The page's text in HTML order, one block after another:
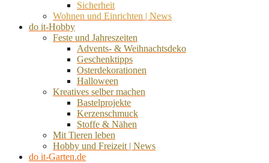
Sicherheit
Wohnen und Einrichten | News
do it-Hobby
Feste und Jahreszeiten
Advents- & Weihnachtsdeko
Geschenktipps
Osterdekorationen
Halloween
Kreatives selber machen
Bastelprojekte
Kerzenschmuck
Stoffe & Nähen
Mit Tieren leben
Hobby und Freizeit | News
do it-Garten.de